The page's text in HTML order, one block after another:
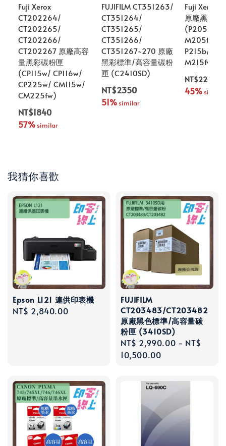
Fuji Xerox
CT202264/
CT202265/
CT202266/
CT202267 原廠高容
量黑彩碳粉匣
(CP115w/ CP116w/
CP225w/ CM115w/
CM225fw)
NT$1840
57% similar
FUJIFILM CT351263/
CT351264/
CT351265/
CT351266/
CT351267~270 原廠
黑彩標準/高容量碳粉
匣 (C2410SD)
NT$2350
51% similar
Fuji Xerox
原廠黑色碳
(P205b/
M205f/
P215b/
M215fw)
NT$2290
45% similar
我猜你喜歡
Epson L121 連供印表機
Regular
NT$ 2,840.00
FUJIFILM
CT203483/CT203482
原廠黑色標準/高容量碳
粉匣 (3410SD)
Regular
price
NT$ 2,990.00 - NT$
10,500.00